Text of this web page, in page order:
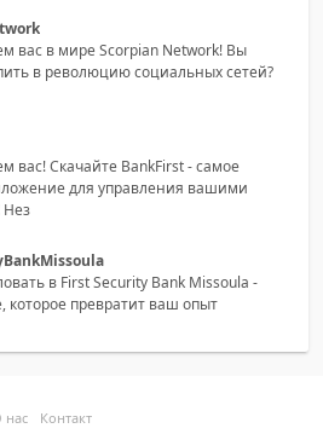
вас в мире Scorpian Network! Вы
в революцию социальных сетей?
вас! Скачайте BankFirst - самое
для управления вашими
в First Security Bank Missoula -
которое превратит ваш опыт
нас Контакт